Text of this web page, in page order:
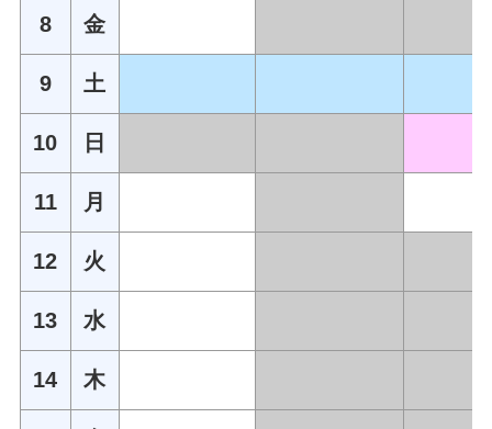
8 金
9 土
10 日
11 月
12 火
13 水
14 木